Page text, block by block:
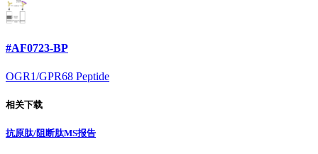
#AF0723-BP
OGR1/GPR68 Peptide
相关下载
抗原肽/阻断肽MS报告